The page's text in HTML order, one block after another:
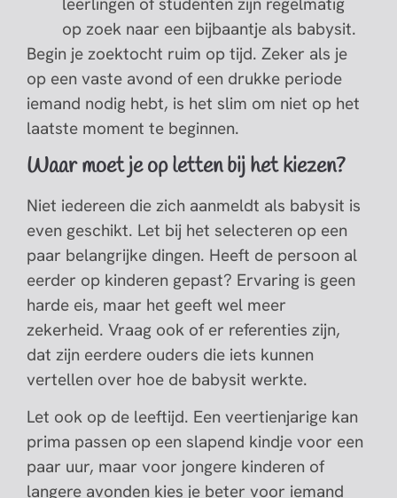
op zoek naar een bijbaantje als babysit.
Begin je zoektocht ruim op tijd. Zeker als je
op een vaste avond of een drukke periode
iemand nodig hebt, is het slim om niet op het
laatste moment te beginnen.
Waar moet je op letten bij het kiezen?
Niet iedereen die zich aanmeldt als babysit is
even geschikt. Let bij het selecteren op een
paar belangrijke dingen. Heeft de persoon al
eerder op kinderen gepast? Ervaring is geen
harde eis, maar het geeft wel meer
zekerheid. Vraag ook of er referenties zijn,
dat zijn eerdere ouders die iets kunnen
vertellen over hoe de babysit werkte.
Let ook op de leeftijd. Een veertienjarige kan
prima passen op een slapend kindje voor een
paar uur, maar voor jongere kinderen of
langere avonden kies je beter voor iemand